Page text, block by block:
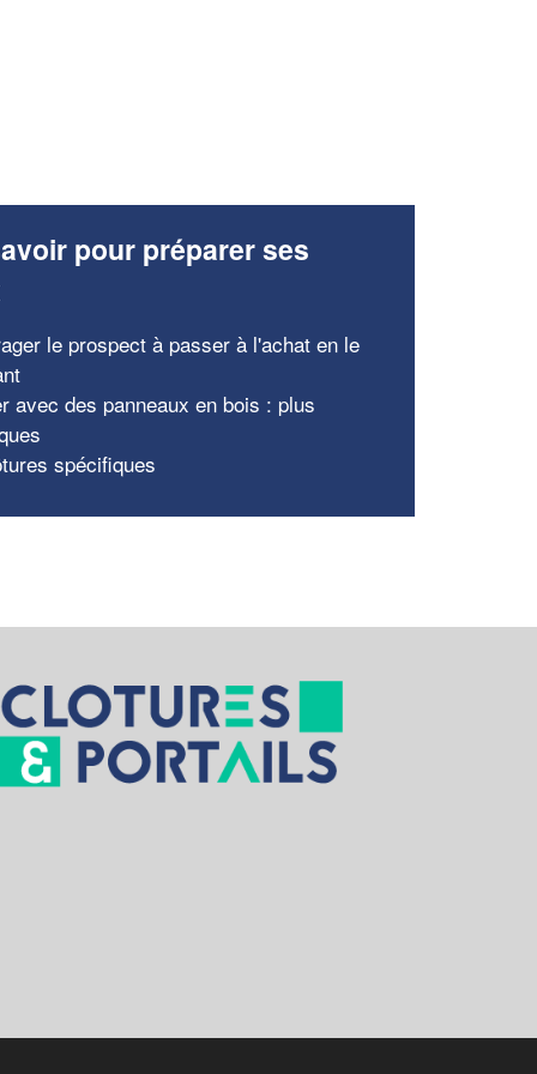
pour préparer ses
le prospect à passer à l'achat en le
avec des panneaux en bois : plus
spécifiques